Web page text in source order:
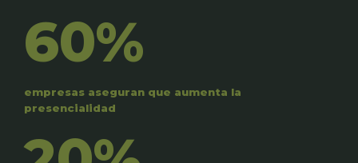
60%
empresas aseguran que aumenta la
presencialidad